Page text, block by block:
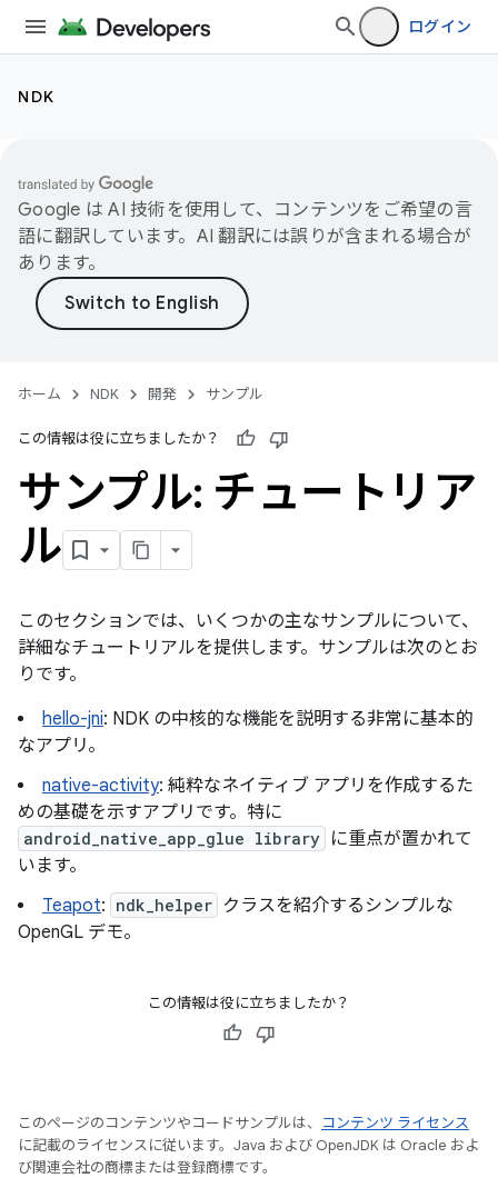
ログイン
NDK
Google は AI 技術を使用して、コンテンツをご希望の言
語に翻訳しています。AI 翻訳には誤りが含まれる場合が
あります。
ホーム NDK 開発 サンプル
この情報は役に立ちましたか？
サンプル: チュートリア
ル
このセクションでは、いくつかの主なサンプルについて、
詳細なチュートリアルを提供します。サンプルは次のとお
りです。
hello-jni: NDK の中核的な機能を説明する非常に基本的
なアプリ。
native-activity: 純粋なネイティブ アプリを作成するた
めの基礎を示すアプリです。特に
android_native_app_glue library に重点が置かれて
います。
Teapot: ndk_helper クラスを紹介するシンプルな
OpenGL デモ。
この情報は役に立ちましたか？
このページのコンテンツやコードサンプルは、
コンテンツ ライセンス
に記載のライセンスに従います。Java および OpenJDK は Oracle およ
び関連会社の商標または登録商標です。